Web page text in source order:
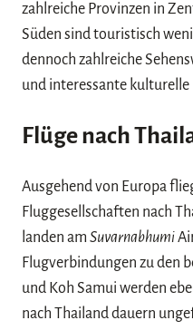
zahlreiche Provinzen in
Süden sind touristisch
dennoch zahlreiche
und interessante kulturelle
Flüge nach
Ausgehend von Europa
Fluggesellschaften nach
landen am Suvarnabhumi
Flugverbindungen zu den
und Koh Samui werden
nach Thailand dauern